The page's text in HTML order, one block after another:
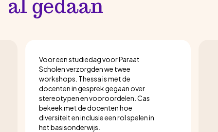
al gedaan
Voor een studiedag voor Paraat
Scholen verzorgden we twee
workshops. Thessa is met de
docenten in gesprek gegaan over
stereotypen en vooroordelen. Cas
bekeek met de docenten hoe
diversiteit en inclusie een rol spelen in
het basisonderwijs.